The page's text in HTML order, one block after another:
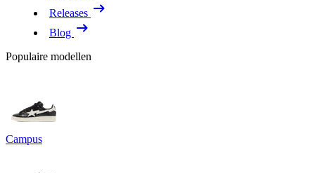
Releases
Blog
Populaire modellen
Campus